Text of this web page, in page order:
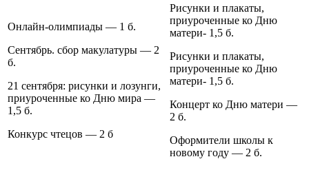
Онлайн-олимпиады — 1 б.
Сентябрь. сбор макулатуры — 2
б.
21 сентября: рисунки и лозунги,
приуроченные ко Дню мира —
1,5 б.
Конкурс чтецов — 2 б
Рисунки и плакаты,
приуроченные ко Дню
матери- 1,5 б.
Рисунки и плакаты,
приуроченные ко Дню
матери- 1,5 б.
Концерт ко Дню матери —
2 б.
Оформители школы к
новому году — 2 б.